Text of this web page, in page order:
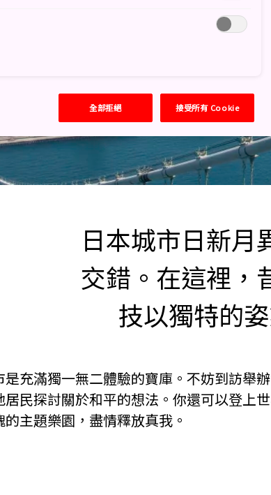
日本城市日新月
交錯。在這裡，
技以獨特的
是充滿獨一無二體驗的寶庫。不妨到訪舉
居民探討關於和平的想法。你還可以登上
的主題樂園，盡情釋放真我。
全部拒絕 接受所有 Cookie